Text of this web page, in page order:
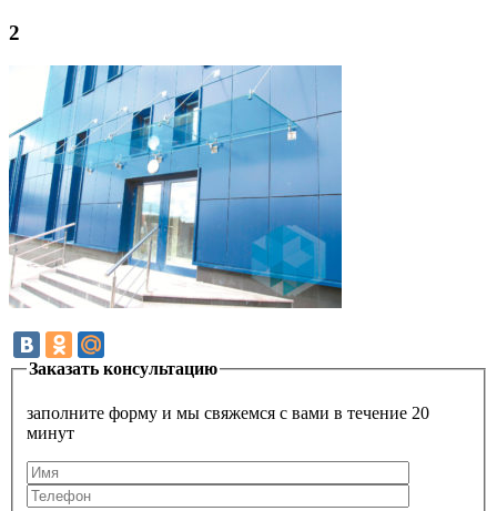
2
Заказать консультацию
заполните форму и мы свяжемся с вами в течение 20
минут